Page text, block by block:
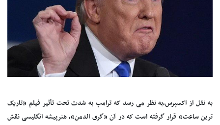
به نقل از اکسپرس،به نظر می رسد که ترامپ به شدت تحت تأثیر فیلم «تاریک
ترین ساعت» قرار گرفته است که در آن «گری الدمن»، هنرپیشه انگلیسی نقش